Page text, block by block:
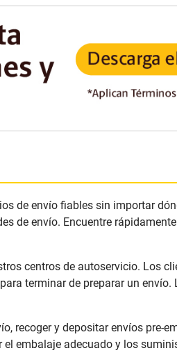
de envío fiables sin importar
de envío. Encuentre
centros de autoservicio. Los
terminar de preparar un envío.
recoger y depositar envíos pre-
embalaje adecuado y los